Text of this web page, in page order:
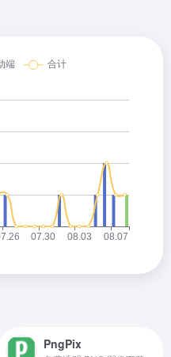
PngPix